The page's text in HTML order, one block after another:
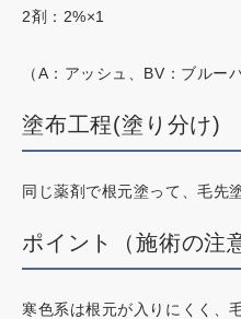
2剤：2%×1
（A：アッシュ、BV：ブルー
塗布工程(塗り分け)
同じ薬剤で根元塗って、毛先
ポイント（施術の注
寒色系は根元が入りにくく、